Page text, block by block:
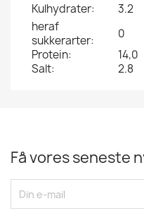
Kulhydrater:
3.2
heraf
sukkerarter:
0
Protein:
14,0
Salt:
2.8
Få vores seneste